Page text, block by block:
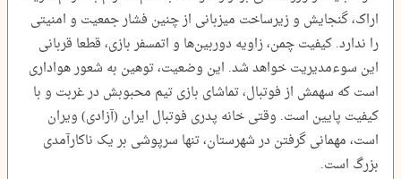
اراک، گنجایش و زیرساخت میزبانی از چنین فشار جمعیت و امنیتی
را ندارد. کیفیت چمن، زاویه دوربین‌ها و اتمسفر بازی، قطعا قربانی
این سوءمدیریت خواهد شد. این وضعیت، توهین به شعور هواداری
است که سهمش از فوتبال، تماشای بازی تیم محبوبش در غربت و با
کیفیت پایین است. وقتی خانه‌ پدری فوتبال ایران (آزادی) ویران
است، مهمانی گرفتن در شهرستان، تنها سرپوشی بر یک ناکارآمدی
بزرگ است.